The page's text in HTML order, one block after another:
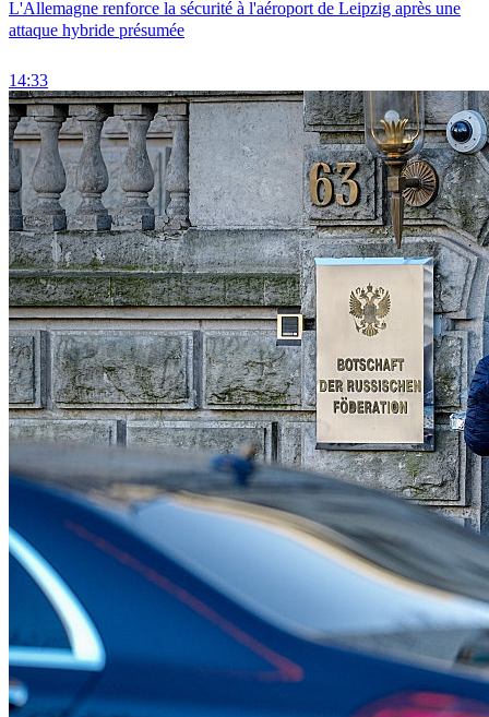
L'Allemagne renforce la sécurité à l'aéroport de Leipzig après une
attaque hybride présumée
14:33